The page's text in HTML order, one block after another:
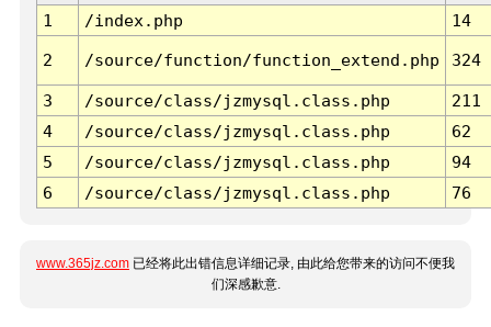
1
/index.php 14
2 /source/function/function_extend.php 324
3 /source/class/jzmysql.class.php
211
4
/source/class/jzmysql.class.php
62
5
/source/class/jzmysql.class.php
94
6
/source/class/jzmysql.class.php 76
www.365jz.com 已经将此出错信息详细记录, 由此给您带来的访问不便我
们深感歉意.